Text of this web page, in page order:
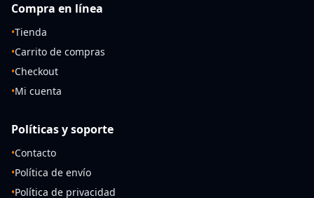
Compra en línea
•Tienda
•Carrito de compras
•Checkout
•Mi cuenta
Políticas y soporte
•Contacto
•Política de envío
•Política de privacidad